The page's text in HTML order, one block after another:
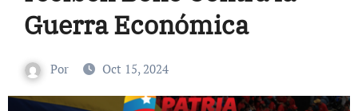
Guerra Económica
Por Oct 15, 2024